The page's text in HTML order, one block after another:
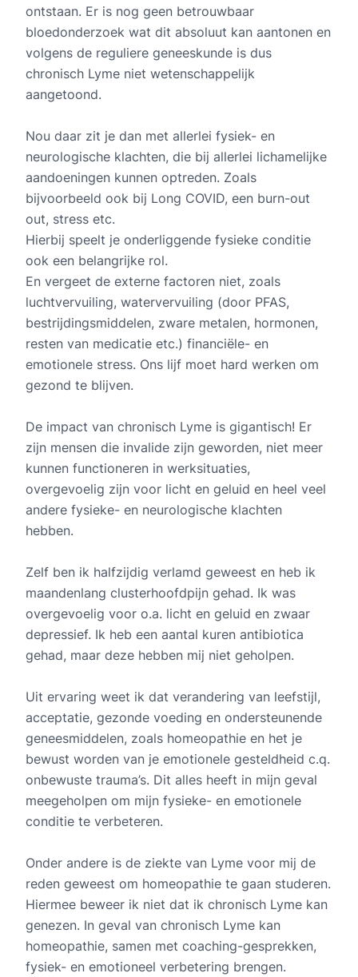
ontstaan. Er is nog geen betrouwbaar
bloedonderzoek wat dit absoluut kan aantonen en
volgens de reguliere geneeskunde is dus
chronisch Lyme niet wetenschappelijk
aangetoond.
Nou daar zit je dan met allerlei fysiek- en
neurologische klachten, die bij allerlei lichamelijke
aandoeningen kunnen optreden. Zoals
bijvoorbeeld ook bij Long COVID, een burn-out
out, stress etc.
Hierbij speelt je onderliggende fysieke conditie
ook een belangrijke rol.
En vergeet de externe factoren niet, zoals
luchtvervuiling, watervervuiling (door PFAS,
bestrijdingsmiddelen, zware metalen, hormonen,
resten van medicatie etc.) financiële- en
emotionele stress. Ons lijf moet hard werken om
gezond te blijven.
De impact van chronisch Lyme is gigantisch! Er
zijn mensen die invalide zijn geworden, niet meer
kunnen functioneren in werksituaties,
overgevoelig zijn voor licht en geluid en heel veel
andere fysieke- en neurologische klachten
hebben.
Zelf ben ik halfzijdig verlamd geweest en heb ik
maandenlang clusterhoofdpijn gehad. Ik was
overgevoelig voor o.a. licht en geluid en zwaar
depressief. Ik heb een aantal kuren antibiotica
gehad, maar deze hebben mij niet geholpen.
Uit ervaring weet ik dat verandering van leefstijl,
acceptatie, gezonde voeding en ondersteunende
geneesmiddelen, zoals homeopathie en het je
bewust worden van je emotionele gesteldheid c.q.
onbewuste trauma’s. Dit alles heeft in mijn geval
meegeholpen om mijn fysieke- en emotionele
conditie te verbeteren.
Onder andere is de ziekte van Lyme voor mij de
reden geweest om homeopathie te gaan studeren.
Hiermee beweer ik niet dat ik chronisch Lyme kan
genezen. In geval van chronisch Lyme kan
homeopathie, samen met coaching-gesprekken,
fysiek- en emotioneel verbetering brengen.